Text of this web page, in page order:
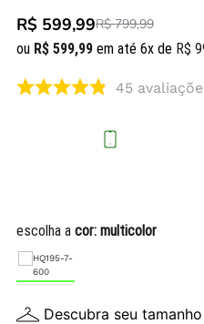
R$ 599,99R$ 799,99
ou R$ 599,99 em até 6x de R$
45
escolha a cor: multicolor
Descubra seu tamanho